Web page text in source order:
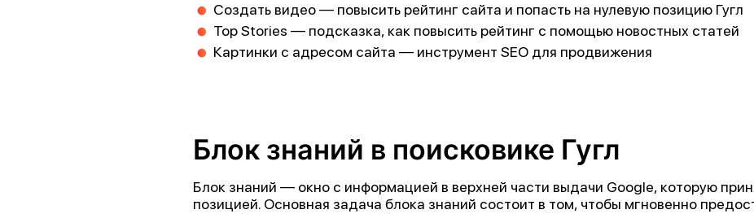
Создать видео — повысить рейтинг сайта и попасть на нулевую позицию Гугл
Top Stories — подсказка, как повысить рейтинг с помощью новостных статей
Картинки с адресом сайта — инструмент SEO для продвижения
Блок знаний в поисковике Гугл
Блок знаний — окно с информацией в верхней части выдачи Google, которую
позицией. Основная задача блока знаний состоит в том, чтобы мгновенно